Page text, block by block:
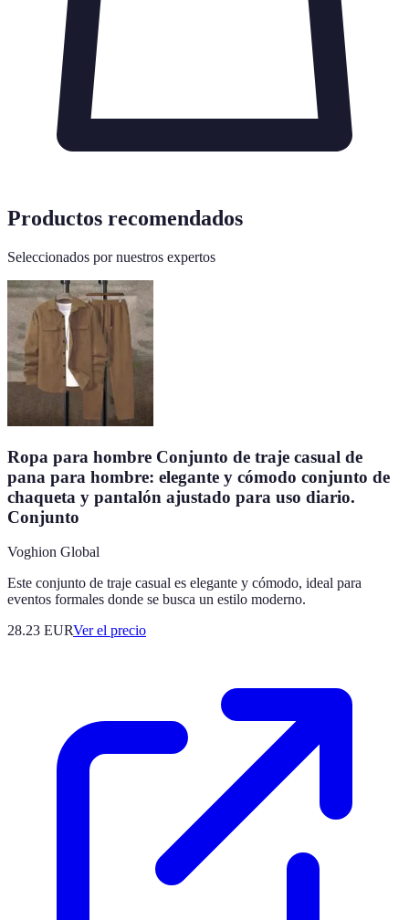
Productos recomendados
Seleccionados por nuestros expertos
Ropa para hombre Conjunto de traje casual de
pana para hombre: elegante y cómodo conjunto de
chaqueta y pantalón ajustado para uso diario.
Conjunto
Voghion Global
Este conjunto de traje casual es elegante y cómodo, ideal para
eventos formales donde se busca un estilo moderno.
28.23 EURVer el precio